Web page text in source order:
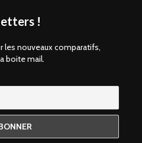
!
les nouveaux comparatifs,
boite mail.